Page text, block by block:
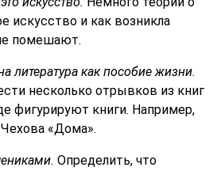
искусство и как возникла
помешают.
литература как пособие жизни.
несколько отрывков из книг
фигурируют книги. Например,
«Дома».
Определить, что